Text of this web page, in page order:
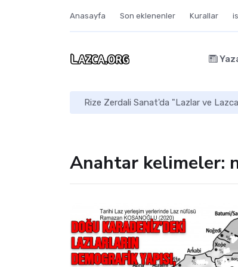
Anasayfa Son eklenenler Kurallar
Rize Zerdali Sanat'da "Lazlar ve
Anahtar kelimeler: